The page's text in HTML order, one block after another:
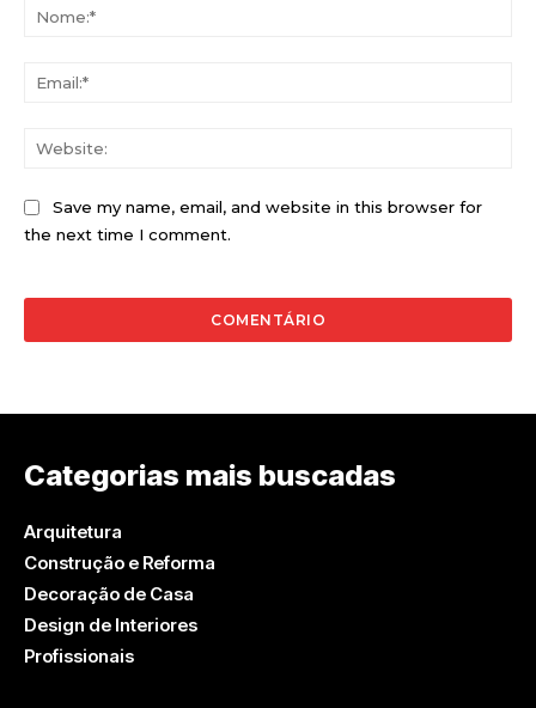
Save my name, email, and website in this browser for
the next time I comment.
Categorias mais buscadas
Arquitetura
Construção e Reforma
Decoração de Casa
Design de Interiores
Profissionais